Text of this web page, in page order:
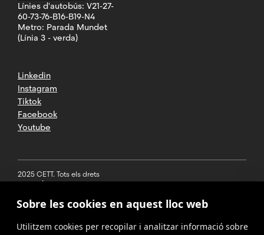
Línies d'autobús: V21-27-
60-73-76-B16-B19-N4
Metro: Parada Mundet
(Línia 3 - verda)
Linkedin
Instagram
Tiktok
Facebook
Youtube
2025 CETT. Tots els drets
reservats
Avís legal
Política de
Sobre les cookies en aquest lloc web
Utilitzem cookies per recopilar i analitzar informació sobre